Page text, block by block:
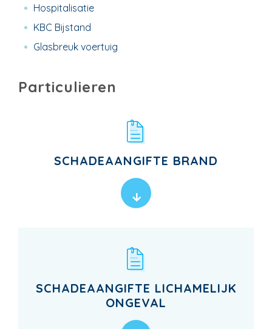
Hospitalisatie
KBC Bijstand
Glasbreuk voertuig
Particulieren
SCHADEAANGIFTE BRAND
SCHADEAANGIFTE LICHAMELIJK
ONGEVAL